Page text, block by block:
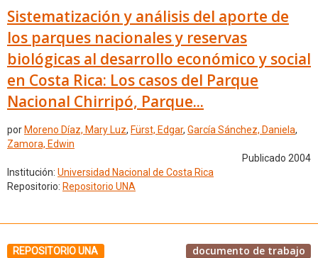
Sistematización y análisis del aporte de
los parques nacionales y reservas
biológicas al desarrollo económico y social
en Costa Rica: Los casos del Parque
Nacional Chirripó, Parque...
por Moreno Díaz, Mary Luz, Fürst, Edgar, García Sánchez, Daniela,
Zamora, Edwin
Publicado 2004
Institución: Universidad Nacional de Costa Rica
Repositorio: Repositorio UNA
REPOSITORIO UNA documento de trabajo